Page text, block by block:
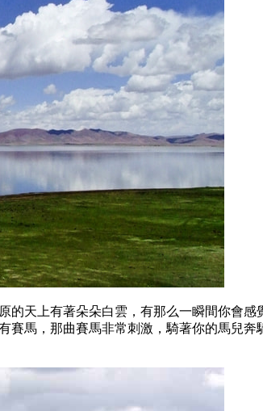
的天上有著朵朵白雲，有那么一瞬間你會
馬，那曲賽馬非常刺激，騎著你的馬兒